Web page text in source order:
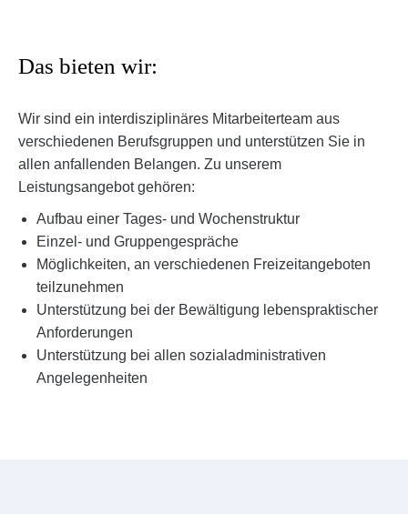
Das bieten wir:
Wir sind ein interdisziplinäres Mitarbeiterteam aus
verschiedenen Berufsgruppen und unterstützen Sie in
allen anfallenden Belangen. Zu unserem
Leistungsangebot gehören:
Aufbau einer Tages- und Wochenstruktur
Einzel- und Gruppengespräche
Möglichkeiten, an verschiedenen Freizeitangeboten
teilzunehmen
Unterstützung bei der Bewältigung lebenspraktischer
Anforderungen
Unterstützung bei allen sozialadministrativen
Angelegenheiten